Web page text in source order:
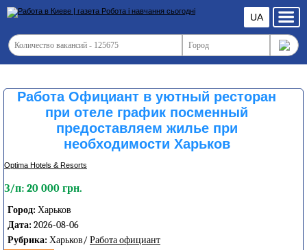
UA
Работа Официант в уютный ресторан
при отеле график посменный
предоставляем жилье при
необходимости Харьков
Optima Hotels & Resorts
З/п: 20 000 грн.
Город: Харьков
Дата: 2026-08-06
Рубрика: Харьков/ Работа официант